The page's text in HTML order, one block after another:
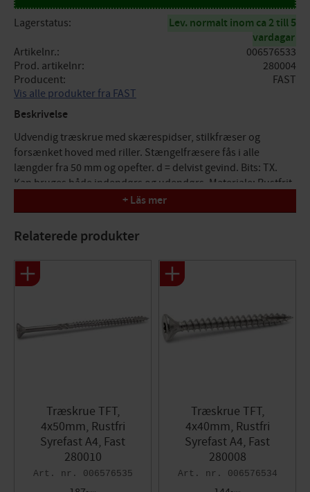
Lagerstatus
Lev. normalt inom ca 2 till 5
vardagar
Artikelnr.
006576533
Prod. artikelnr
280004
Producent
FAST
Vis alle produkter fra FAST
Beskrivelse
Udvendig træskrue med skærespidser, stilkfræser og
forsænket hoved med riller. Stængelfræsere fås i alle
længder fra 50 mm og opefter. d = delvist gevind. Bits: TX.
Kan bruges både indendørs og udendørs. Materiale: Rustfrit
Syrefast A4 stål, korrosivitetsklasse: C5. Kan. BRK=200.
Gevindlængde: 30 mm
+ Läs mer
Relaterede produkter
Træskrue TFT,
4x50mm, Rustfri
Syrefast A4, Fast
280010
006576535
Træskrue TFT,
4x40mm, Rustfri
Syrefast A4, Fast
280008
006576534